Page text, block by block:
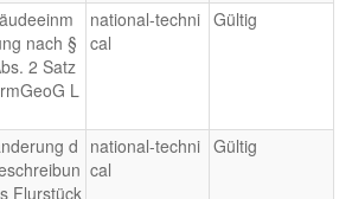
nach §
2 Satz
L
national-techni
cal
Gültig
d
Flurstück
national-techni
cal
Gültig